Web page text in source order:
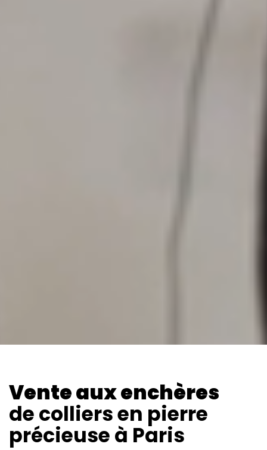
Vente aux enchères
de colliers en pierre
précieuseà Paris